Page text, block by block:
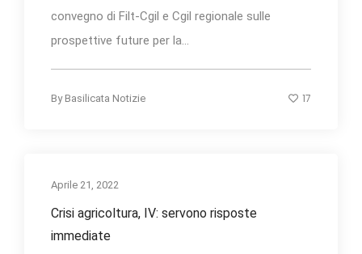
convegno di Filt-Cgil e Cgil regionale sulle
prospettive future per la...
By Basilicata Notizie 17
Aprile 21, 2022
Crisi agricoltura, IV: servono risposte
immediate